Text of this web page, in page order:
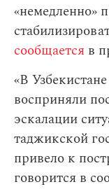
«немедленно»
сообщается в
«В
восприняли
эскалации
таджикской
привело к
говорится в